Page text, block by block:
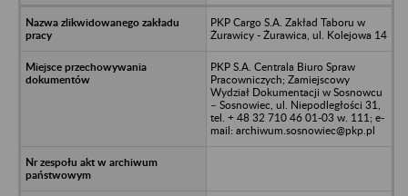
PKP Cargo S.A. Zakład Taboru w
Żurawicy - Żurawica, ul. Kolejowa 14
PKP S.A. Centrala Biuro Spraw
Pracowniczych; Zamiejscowy
Wydział Dokumentacji w Sosnowcu
– Sosnowiec, ul. Niepodległości 31,
tel. + 48 32 710 46 01-03 w. 111; e-
mail: archiwum.sosnowiec@pkp.pl